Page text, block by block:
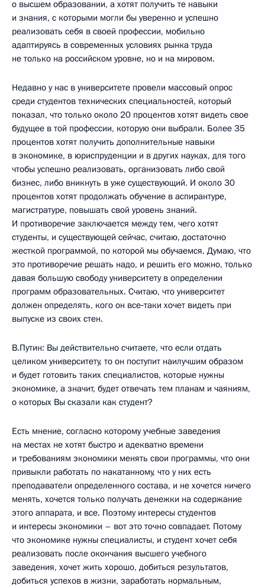
о высшем образовании, а хотят получить те навыки
и знания, с которыми могли бы уверенно и успешно
реализовать себя в своей профессии, мобильно
адаптируясь в современных условиях рынка труда
не только на российском уровне, но и на мировом.
Недавно у нас в университете провели массовый опрос
среди студентов технических специальностей, который
показал, что только около 20 процентов хотят видеть свое
будущее в той профессии, которую они выбрали. Более 35
процентов хотят получить дополнительные навыки
в экономике, в юриспруденции и в других науках, для того
чтобы успешно реализовать, организовать либо свой
бизнес, либо вникнуть в уже существующий. И около 30
процентов хотят продолжать обучение в аспирантуре,
магистратуре, повышать свой уровень знаний.
И противоречие заключается между тем, чего хотят
студенты, и существующей сейчас, считаю, достаточно
жесткой программой, по которой мы обучаемся. Думаю, что
это противоречие решать надо, и решить его можно, только
давая большую свободу университету в определении
программ образовательных. Считаю, что университет
должен определять, кого он все‑таки хочет видеть при
выпуске из своих стен.
В.Путин: Вы действительно считаете, что если отдать
целиком университету, то он поступит наилучшим образом
и будет готовить таких специалистов, которые нужны
экономике, а значит, будет отвечать тем планам и чаяниям,
о которых Вы сказали как студент?
Есть мнение, согласно которому учебные заведения
на местах не хотят быстро и адекватно времени
и требованиям экономики менять свои программы, что они
привыкли работать по накатанному, что у них есть
преподаватели определенного состава, и не хочется ничего
менять, хочется только получать денежки на содержание
этого аппарата, и все. Поэтому интересы студентов
и интересы экономики – вот это точно совпадает. Потому
что экономике нужны специалисты, и студент хочет себя
реализовать после окончания высшего учебного
заведения, хочет жить хорошо, добиться результатов,
добиться успехов в жизни, заработать нормальным,